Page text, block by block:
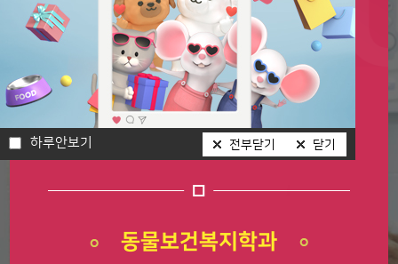
하루안보기 전부닫기 닫기
학과안내
학과소개 교과과정 졸업후진로
동물보건복지학과